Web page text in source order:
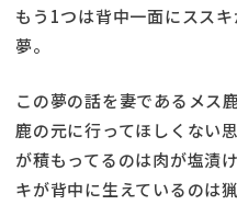
もう1つは背中一面にスス
夢。
この夢の話を妻であるメス
鹿の元に行ってほしくない
が積もってるのは肉が塩漬
キが背中に生えているのは